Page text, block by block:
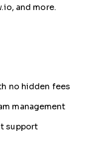
and more.
no hidden fees
management
support